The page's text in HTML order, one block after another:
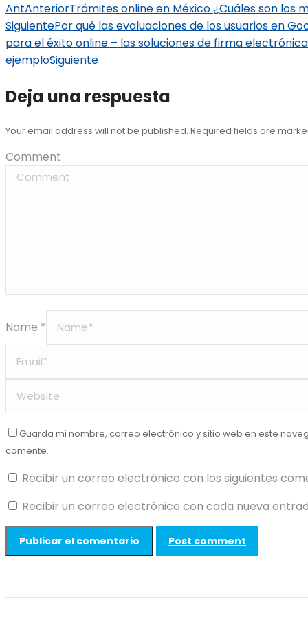
AntAnteriorTrámites online en México ¿Cuáles son los
SiguientePor qué las evaluaciones de los usuarios en
para el éxito online – las soluciones de firma
ejemploSiguiente
Deja una respuesta
Your email address will not be published. Required fields are
Comment
Name *
Guarda mi nombre, correo electrónico y sitio web en este
comente.
Recibir un correo electrónico con los siguientes
Recibir un correo electrónico con cada nueva
Post comment